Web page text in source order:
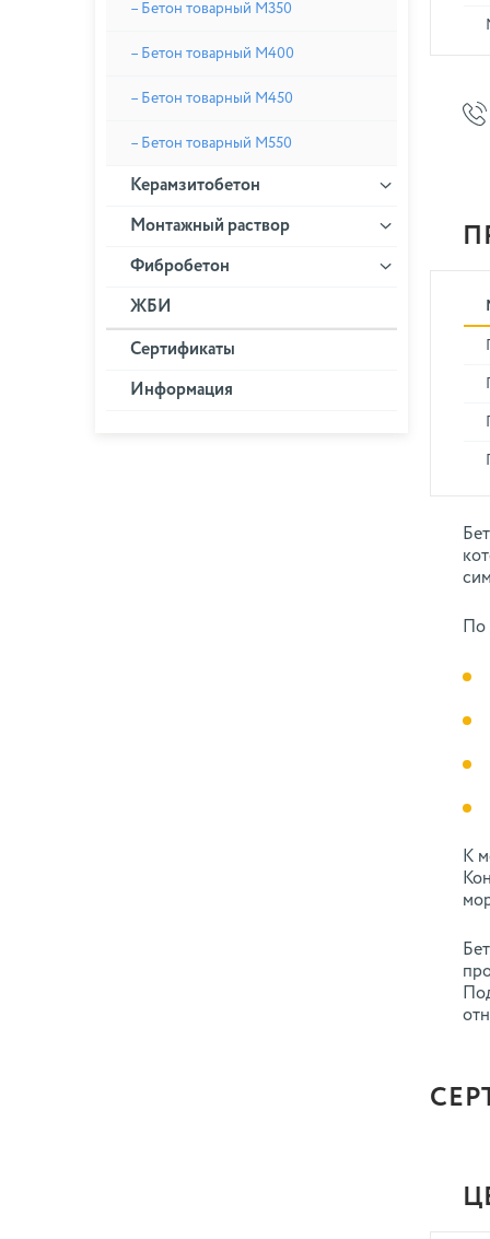
– Бетон товарный М350
– Бетон товарный М400
– Бетон товарный М450
– Бетон товарный М550
Керамзитобетон
Монтажный раствор
Фибробетон
ЖБИ
Сертификаты
Информация
К